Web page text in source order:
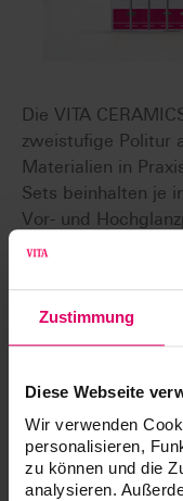
Zustimmung
Diese Webseite
Wir verwenden
personalisieren,
zu können und die
analysieren.
Die VITA
zweistufige Politur
Materialien in
Sets beinhalten je
Vor- und
Für alle Keramiken
Feldspatkeramik,
Arten von Keramik
Einfache Politur,
Die Instrumente
Abtrags- und
Fissuren. Die